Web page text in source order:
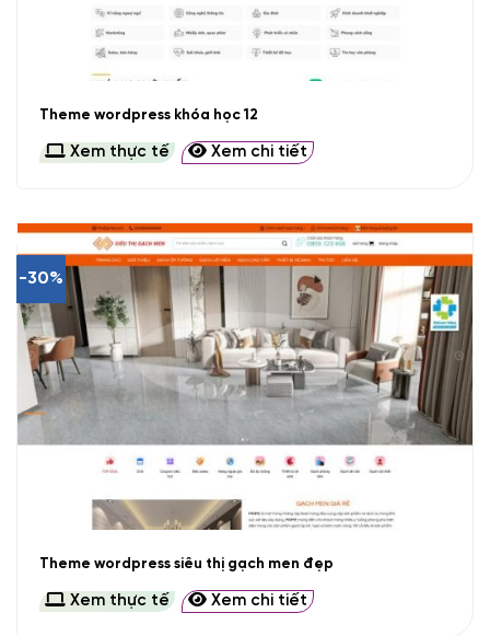
Theme wordpress khóa học 12
Xem thực tế Xem chi tiết
-30%
Theme wordpress siêu thị gạch men đẹp
Xem thực tế Xem chi tiết